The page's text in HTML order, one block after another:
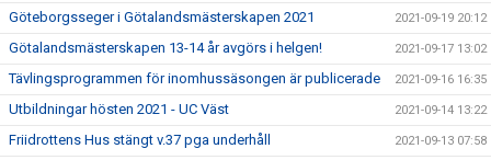
Göteborgsseger i Götalandsmästerskapen 2021 2021-09-19 20:12
Götalandsmästerskapen 13-14 år avgörs i helgen! 2021-09-17 13:02
Tävlingsprogrammen för inomhussäsongen är publicerade 2021-09-16 16:35
Utbildningar hösten 2021 - UC Väst 2021-09-14 13:22
Friidrottens Hus stängt v.37 pga underhåll 2021-09-13 07:58